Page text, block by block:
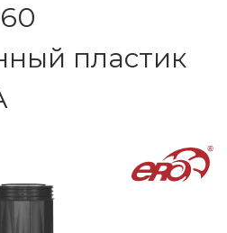
пластик